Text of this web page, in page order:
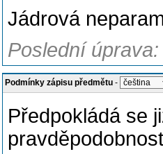
Jádrová
Poslední
Podmínky zápisu předmětu -
Předpokládá se